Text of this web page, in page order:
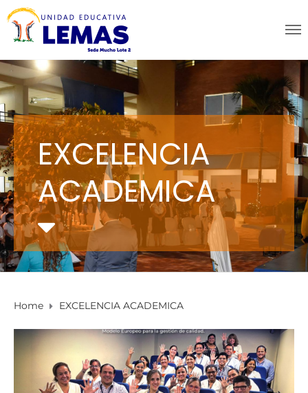
EXCELENCIA
ACADEMICA
Home EXCELENCIA ACADEMICA